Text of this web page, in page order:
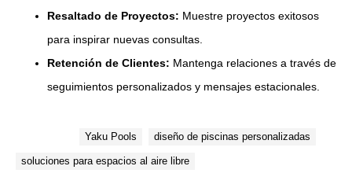
Resaltado de Proyectos: Muestre proyectos exitosos
para inspirar nuevas consultas.
Retención de Clientes: Mantenga relaciones a través de
seguimientos personalizados y mensajes estacionales.
Yaku Pools diseño de piscinas personalizadas
soluciones para espacios al aire libre